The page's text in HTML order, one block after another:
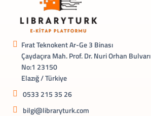
Fırat Teknokent Ar-Ge 3 Binası
Çaydaçıra Mah. Prof. Dr. Nuri Orhan Bulvarı
No:1 23150
Elazığ / Türkiye
0533 215 35 26
bilgi@libraryturk.com